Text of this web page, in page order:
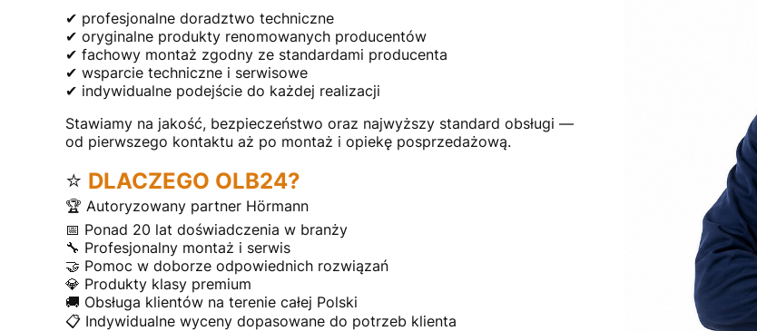
✔ profesjonalne doradztwo techniczne
✔ oryginalne produkty renomowanych producentów
✔ fachowy montaż zgodny ze standardami producenta
✔ wsparcie techniczne i serwisowe
✔ indywidualne podejście do każdej realizacji
Stawiamy na jakość, bezpieczeństwo oraz najwyższy standard obsługi —
od pierwszego kontaktu aż po montaż i opiekę posprzedażową.
⭐ DLACZEGO OLB24?
🏆 Autoryzowany partner Hörmann
📅 Ponad 20 lat doświadczenia w branży
🔧 Profesjonalny montaż i serwis
🤝 Pomoc w doborze odpowiednich rozwiązań
💎 Produkty klasy premium
🚚 Obsługa klientów na terenie całej Polski
📋 Indywidualne wyceny dopasowane do potrzeb klienta